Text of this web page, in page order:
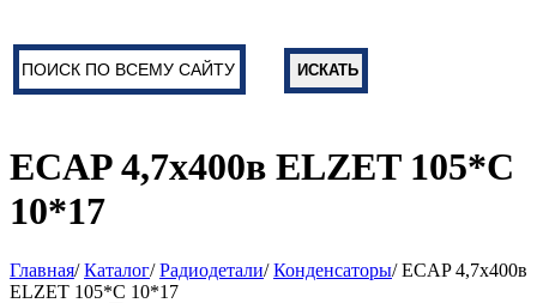
ECAP 4,7х400в ELZET 105*C
10*17
Главная/Каталог/Радиодетали/Конденсаторы/ ECAP 4,7х400в
ELZET 105*C 10*17